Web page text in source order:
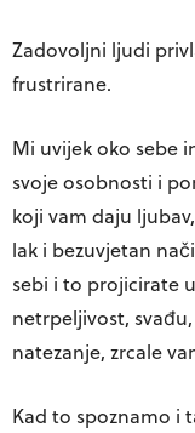
Zadovoljni ljudi
frustrirane.
Mi uvijek oko sebe
svoje osobnosti i
koji vam daju
lak i bezuvjetan
sebi i to projicirate
netrpeljivost,
natezanje, zrcale
Kad to spoznamo i